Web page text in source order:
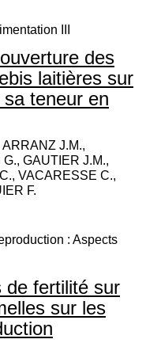
III
des
laitières sur
teneur en
ARRANZ J.M.,
GAUTIER J.M.,
VACARESSE C.,
F.
: Aspects
de fertilité sur
sur les